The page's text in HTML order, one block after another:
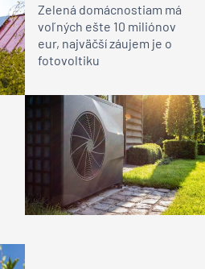
Zelená domácnostiam má
voľných ešte 10 miliónov
eur, najväčší záujem je o
fotovoltiku